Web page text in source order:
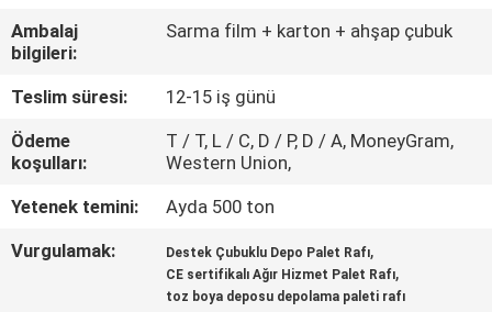
KONTROL
ILETIŞIME
GEÇIN
HABERLER
Ambalaj
bilgileri:
Sarma film + karton + ahşap çubuk
Teslim süresi:
12-15 iş günü
Ödeme
koşulları:
T / T, L / C, D / P, D / A, MoneyGram,
Western Union,
Yetenek temini:
Ayda 500 ton
Vurgulamak:
Destek Çubuklu Depo Palet Rafı,
CE sertifikalı Ağır Hizmet Palet Rafı,
toz boya deposu depolama paleti rafı